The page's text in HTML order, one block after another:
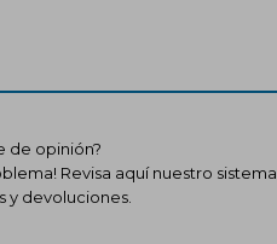
de opinión?
Revisa aquí nuestro sistema
y devoluciones.